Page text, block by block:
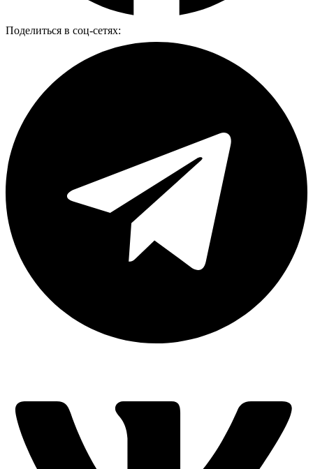
Поделиться в соц-сетях: